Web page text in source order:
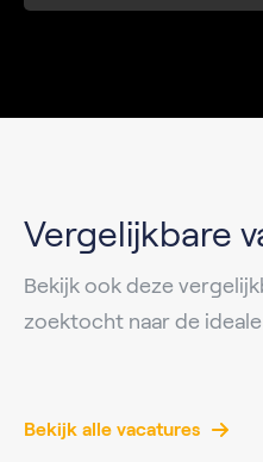
Vergelijkbare
Bekijk ook deze
zoektocht naar de
Bekijk alle vacatures